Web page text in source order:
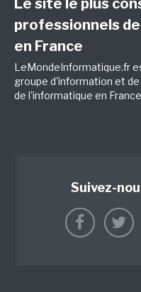
Le site le plus
professionnels de
en France
LeMondeInformatique.fr
groupe d'information et
de l'informatique en
Suivez-